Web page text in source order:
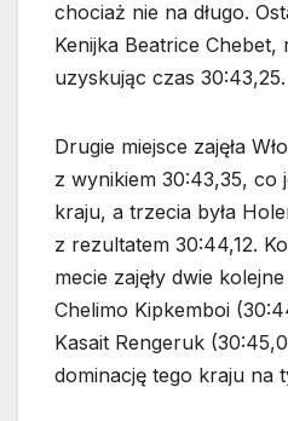
chociaż nie na długo.
Kenijka Beatrice
uzyskując czas 30:43,25.
Drugie miejsce zajęła
z wynikiem 30:43,35, co
kraju, a trzecia była
z rezultatem 30:44,12.
mecie zajęły dwie
Chelimo Kipkemboi
Kasait Rengeruk
dominację tego kraju na